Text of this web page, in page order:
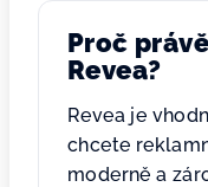
Proč
Revea?
Revea je
chcete
moderně a